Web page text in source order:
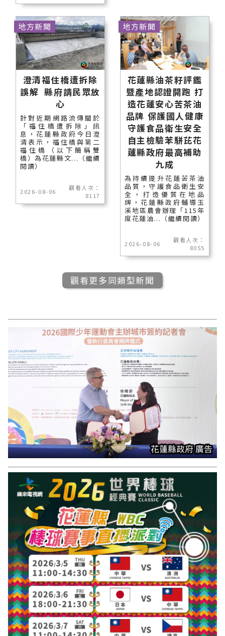
澄清福住橋遭拆除
誤解 縣府請民眾放
心
針對近期網路流傳關於
「福住橋遭拆除」訊
息，花蓮縣政府今日澄
清表示，福住橋與第二
福住橋（以下簡稱雙
橋）為花蓮縣文...（繼續
閱讀）
2026-08-06
觀看人次：
8117
地方新聞
花蓮縣油茶籽評鑑
暨產地認證開跑 打
造花蓮安心苦茶油
品牌 保護國人健康
守護食品衛生安全
自主檢驗苯駢芘花
蓮縣政府最高補助
九成
為持續提升花蓮苦茶油
品質，守護食品衛生安
全，打造優質在地品
牌，花蓮縣政府輔導玉
溪地區農會辦理「115年
度花蓮油...（繼續閱讀）
2026-08-06
觀看人次：
8055
地方新聞
觀看更多同類型新聞